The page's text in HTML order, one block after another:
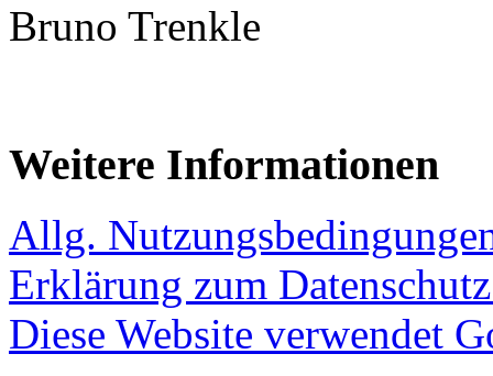
Bruno Trenkle
Weitere Informationen
Allg.
Erklärung zum
Diese Website verwendet